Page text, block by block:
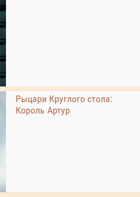
Рыцари Круглого стола:
Король Артур